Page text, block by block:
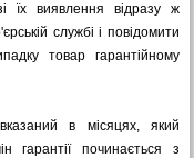
їх виявлення відразу ж
службі і повідомити
товар гарантійному
в місяцях, який
гарантії починається з